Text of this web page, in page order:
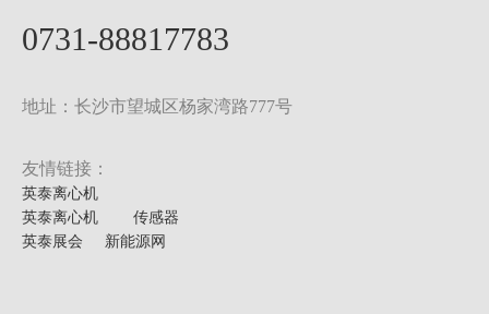
0731-88817783
地址：长沙市望城区杨家湾路777号
友情链接：
英泰离心机
英泰离心机
传感器
英泰展会
新能源网